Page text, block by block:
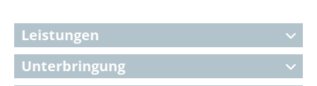
Leistungen
Unterbringung